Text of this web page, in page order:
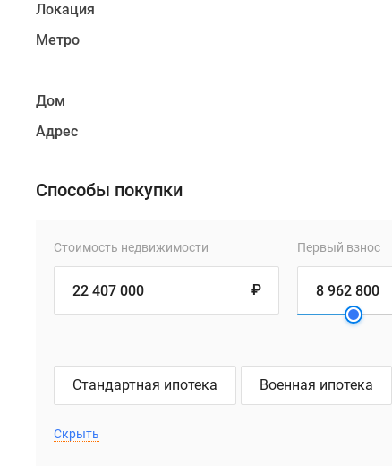
Локация
Метро
Дом
Адрес
Способы покупки
Стоимость недвижимости
₽
Первый взнос
Стандартная ипотека Военная ипотека
Скрыть